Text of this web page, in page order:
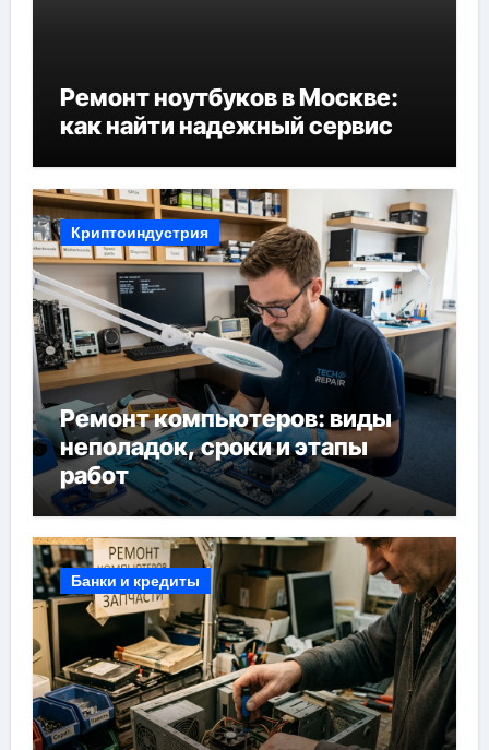
Ремонт ноутбуков в Москве:
как найти надежный сервис
Криптоиндустрия
Ремонт компьютеров: виды
неполадок, сроки и этапы
работ
Банки и кредиты